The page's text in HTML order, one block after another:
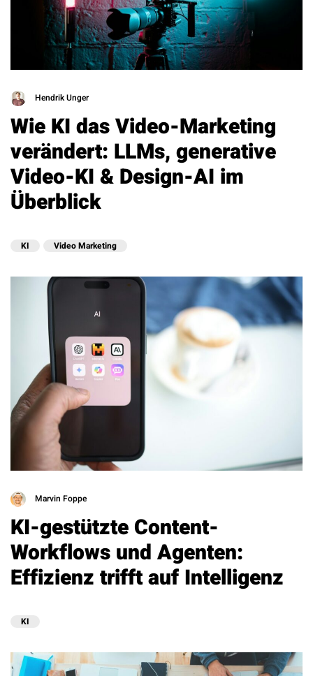
Hendrik Unger
Wie KI das Video-Marketing
verändert: LLMs, generative
Video-KI & Design-AI im
Überblick
KI Video Marketing
Marvin Foppe
KI-gestützte Content-
Workflows und Agenten:
Effizienz trifft auf Intelligenz
KI